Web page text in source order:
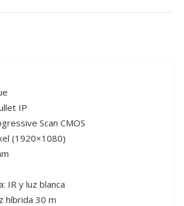
IP
Scan CMOS
(1920×1080)
IR y luz blanca
híbrida 30 m